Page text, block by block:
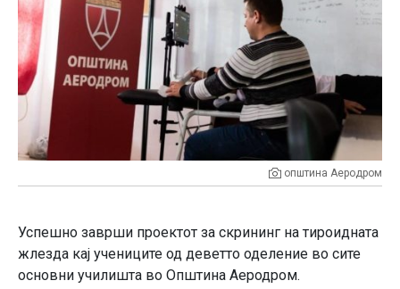
општина Аеродром
Успешно заврши проектот за скрининг на тироидната
жлезда кај учениците од деветто оделение во сите
основни училишта во Општина Аеродром.